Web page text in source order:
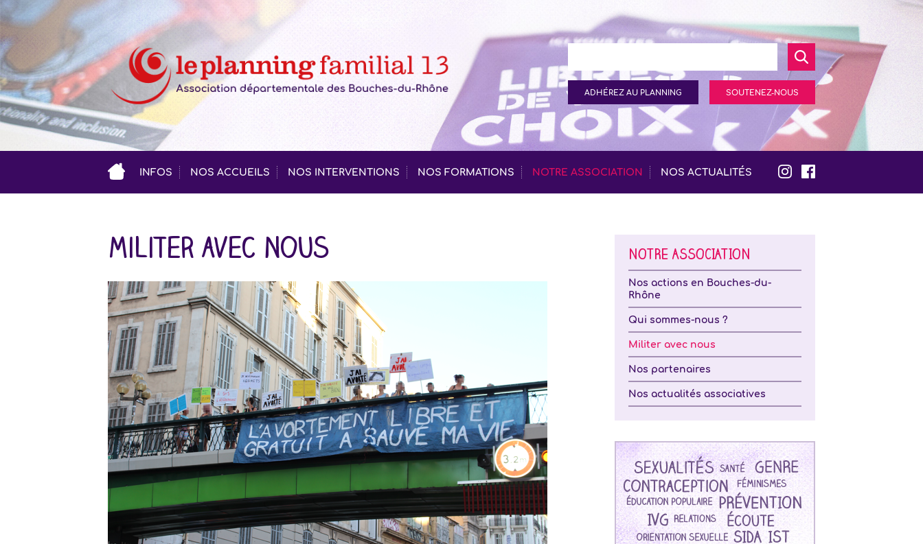
ADHÉREZ AU PLANNING SOUTENEZ-NOUS
INFOS NOS ACCUEILS NOS INTERVENTIONS NOS FORMATIONS NOTRE ASSOCIATION NOS ACTUALITÉS
Militer avec nous NOTRE ASSOCIATION
Nos actions en Bouches-du-
Rhône
Qui sommes-nous ?
Militer avec nous
Nos partenaires
Nos actualités associatives